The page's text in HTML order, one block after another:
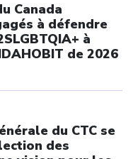
Canada
à défendre
à
de 2026
du CTC se
des